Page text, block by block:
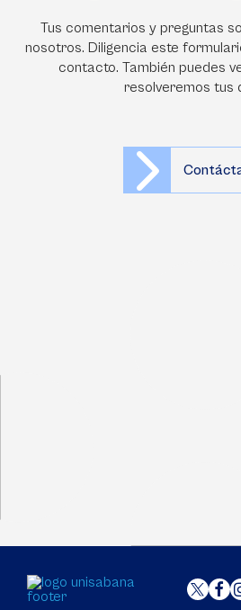
Tus comentarios y preguntas
nosotros. Diligencia este
contacto. También puedes
resolveremos tus